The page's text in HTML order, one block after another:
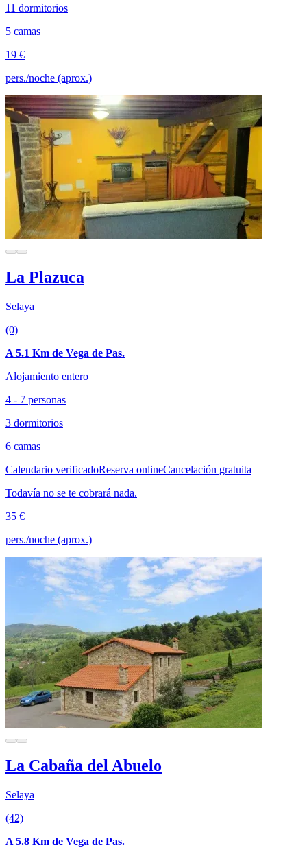
11 dormitorios
5 camas
19 €
pers./noche (aprox.)
La Plazuca
Selaya
(0)
A 5.1 Km de Vega de Pas.
Alojamiento entero
4 - 7 personas
3 dormitorios
6 camas
Calendario verificadoReserva onlineCancelación gratuita
Todavía no se te cobrará nada.
35 €
pers./noche (aprox.)
La Cabaña del Abuelo
Selaya
(42)
A 5.8 Km de Vega de Pas.